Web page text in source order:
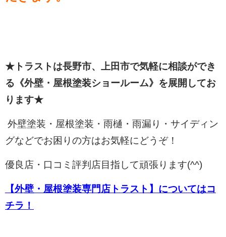
★トラストは長野市、上田市で気軽に相談ができ
る《外壁・屋根塗装ショールーム》を展開してお
ります★
外壁塗装・屋根塗装・雨樋・雨漏り・サイディン
グなどでお困りの方はお気軽にどうぞ！
優良店・口コミ評判店目指して頑張ります(^^)
【外壁・屋根塗装専門店トラスト】についてはコ
チラ！